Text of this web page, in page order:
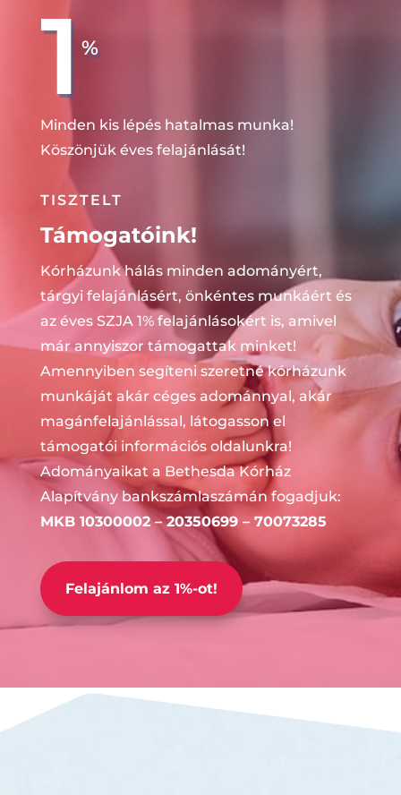
1 %
Minden kis lépés hatalmas munka!
Köszönjük éves felajánlását!
TISZTELT
Támogatóink!
Kórházunk hálás minden adományért,
tárgyi felajánlásért, önkéntes munkáért és
az éves SZJA 1% felajánlásokért is, amivel
már annyiszor támogattak minket!
Amennyiben segíteni szeretné kórházunk
munkáját akár céges adománnyal, akár
magánfelajánlással, látogasson el
támogatói információs oldalunkra!
Adományaikat a Bethesda Kórház
Alapítvány bankszámlaszámán fogadjuk:
MKB 10300002 – 20350699 – 70073285
Felajánlom az 1%-ot!